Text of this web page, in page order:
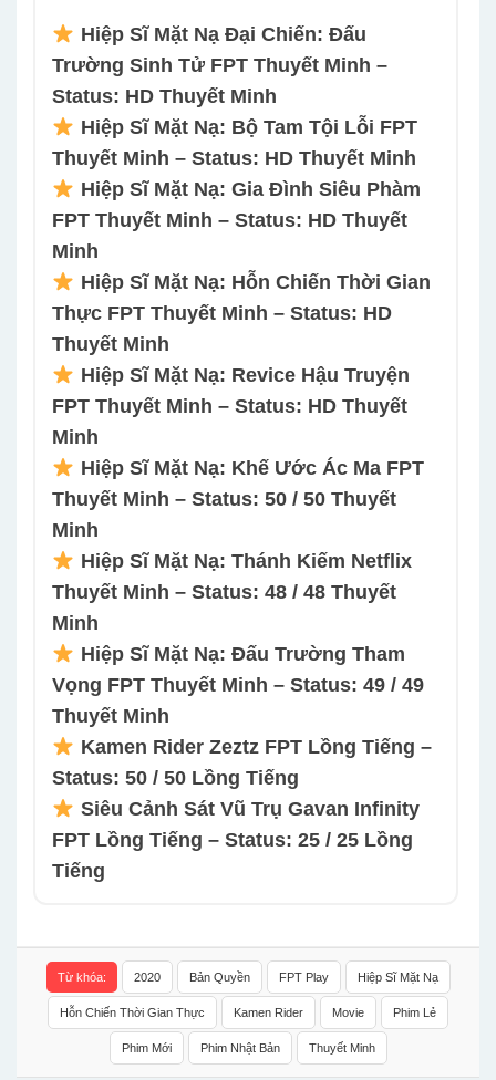
Hiệp Sĩ Mặt Nạ Đại Chiến: Đấu
Trường Sinh Tử FPT Thuyết Minh –
Status: HD Thuyết Minh
Hiệp Sĩ Mặt Nạ: Bộ Tam Tội Lỗi FPT
Thuyết Minh – Status: HD Thuyết Minh
Hiệp Sĩ Mặt Nạ: Gia Đình Siêu Phàm
FPT Thuyết Minh – Status: HD Thuyết
Minh
Hiệp Sĩ Mặt Nạ: Hỗn Chiến Thời Gian
Thực FPT Thuyết Minh – Status: HD
Thuyết Minh
Hiệp Sĩ Mặt Nạ: Revice Hậu Truyện
FPT Thuyết Minh – Status: HD Thuyết
Minh
Hiệp Sĩ Mặt Nạ: Khế Ước Ác Ma FPT
Thuyết Minh – Status: 50 / 50 Thuyết
Minh
Hiệp Sĩ Mặt Nạ: Thánh Kiếm Netflix
Thuyết Minh – Status: 48 / 48 Thuyết
Minh
Hiệp Sĩ Mặt Nạ: Đấu Trường Tham
Vọng FPT Thuyết Minh – Status: 49 / 49
Thuyết Minh
Kamen Rider Zeztz FPT Lồng Tiếng –
Status: 50 / 50 Lồng Tiếng
Siêu Cảnh Sát Vũ Trụ Gavan Infinity
FPT Lồng Tiếng – Status: 25 / 25 Lồng
Tiếng
Từ khóa: 2020 Bản Quyền FPT Play Hiệp Sĩ Mặt Nạ
Hỗn Chiến Thời Gian Thực Kamen Rider Movie Phim Lẻ
Phim Mới Phim Nhật Bản Thuyết Minh